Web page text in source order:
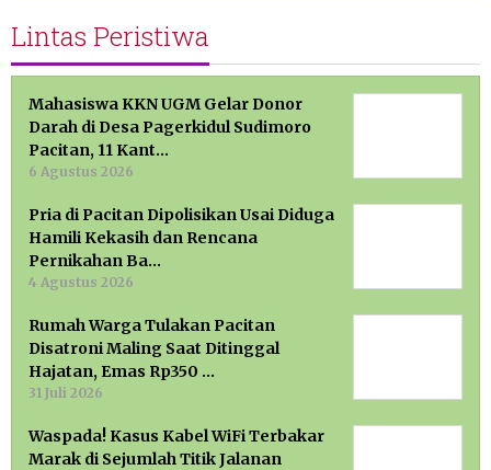
Lintas Peristiwa
Mahasiswa KKN UGM Gelar Donor
Darah di Desa Pagerkidul Sudimoro
Pacitan, 11 Kant…
6 Agustus 2026
Pria di Pacitan Dipolisikan Usai Diduga
Hamili Kekasih dan Rencana
Pernikahan Ba…
4 Agustus 2026
Rumah Warga Tulakan Pacitan
Disatroni Maling Saat Ditinggal
Hajatan, Emas Rp350 …
31 Juli 2026
Waspada! Kasus Kabel WiFi Terbakar
Marak di Sejumlah Titik Jalanan